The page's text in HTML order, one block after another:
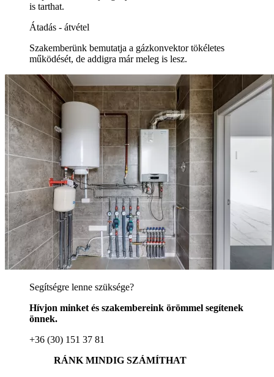
is tarthat.
Átadás - átvétel
Szakemberünk bemutatja a gázkonvektor tökéletes
működését, de addigra már meleg is lesz.
Segítségre lenne szüksége?
Hívjon minket és szakembereink örömmel segítenek
önnek.
+36 (30) 151 37 81
RÁNK MINDIG SZÁMÍTHAT